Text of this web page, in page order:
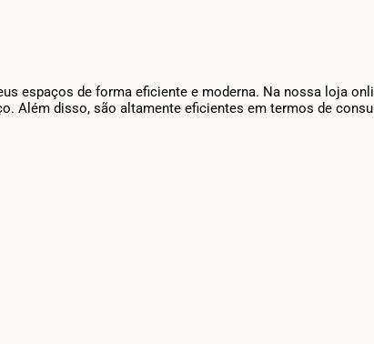
espaços de forma eficiente e moderna. Na nossa loja
Além disso, são altamente eficientes em termos de